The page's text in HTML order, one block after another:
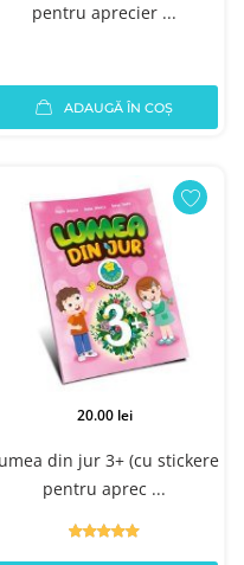
pentru aprecier ...
ADAUGĂ ÎN COȘ
din jur 3+ (cu stickere
pentru aprec ...
20.00 lei